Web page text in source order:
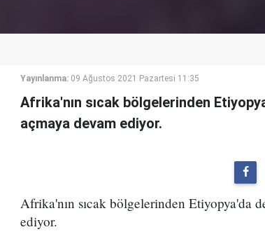
Yayınlanma: 09 Ağustos 2021 Pazartesi 11:35
Afrika'nın sıcak bölgelerinden
açmaya devam ediyor.
Afrika'nın sıcak bölgelerinden Etiyopya'da
ediyor.